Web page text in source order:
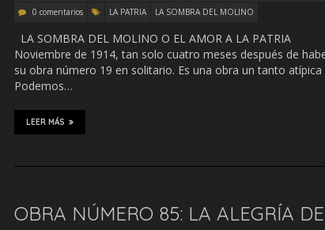
0 comentarios
LA PATRIA LA SOMBRA DEL MOLINO
LA SOMBRA DEL MOLINO O EL AMOR A LA
Noviembre de 1914, tan solo cuatro meses después de
su obra número 19 en solitario. Es una obra un tanto
Podemos…
LEER MÁS
OBRA NÚMERO 85: LA ALEGRÍA